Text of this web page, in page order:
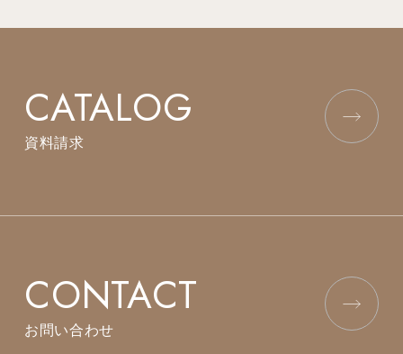
CATALOG
資料請求
CONTACT
お問い合わせ